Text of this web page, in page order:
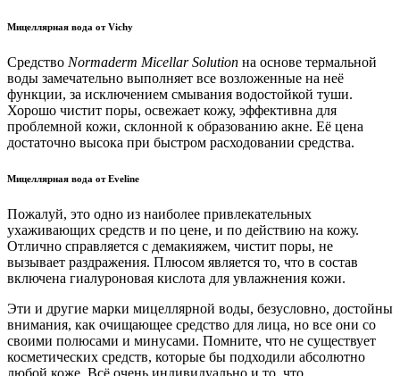
Мицеллярная вода от Vichy
Средство Normaderm Micellar Solution на основе термальной
воды замечательно выполняет все возложенные на неё
функции, за исключением смывания водостойкой туши.
Хорошо чистит поры, освежает кожу, эффективна для
проблемной кожи, склонной к образованию акне. Её цена
достаточно высока при быстром расходовании средства.
Мицеллярная вода от Eveline
Пожалуй, это одно из наиболее привлекательных
ухаживающих средств и по цене, и по действию на кожу.
Отлично справляется с демакияжем, чистит поры, не
вызывает раздражения. Плюсом является то, что в состав
включена гиалуроновая кислота для увлажнения кожи.
Эти и другие марки мицеллярной воды, безусловно, достойны
внимания, как очищающее средство для лица, но все они со
своими полюсами и минусами. Помните, что не существует
косметических средств, которые бы подходили абсолютно